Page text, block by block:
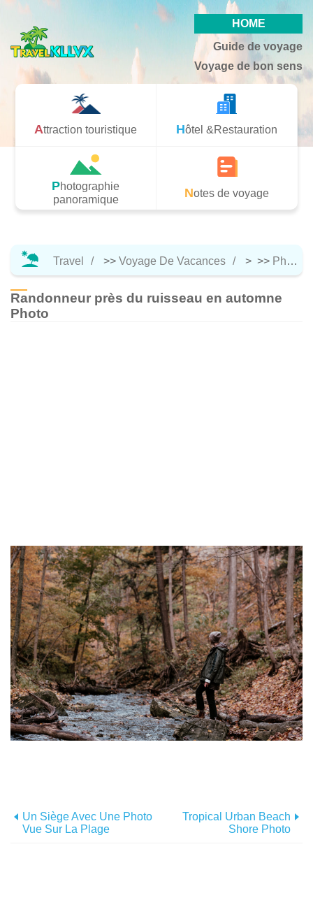
HOME
Guide de voyage
Voyage de bon sens
Attraction touristique Hôtel &Restauration
Photographie
panoramique
Notes de voyage
Travel >> Voyage De Vacances > >> Photographie Panoramique
Randonneur près du ruisseau en automne
Photo
Un Siège Avec Une Photo
Vue Sur La Plage
Tropical Urban Beach
Shore Photo